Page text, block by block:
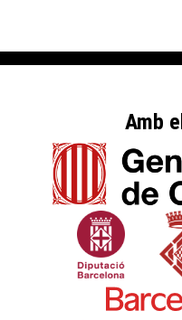
Amb